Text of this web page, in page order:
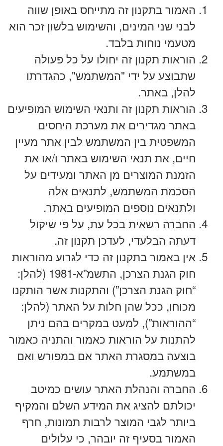
האמור בתקנון זה מתייחס באופן שווה
לבני שני המינים, והשימוש בלשון זכר הוא
מטעמי נוחות בלבד.
הוראות תקנון זה יחולו על כל פעולה
שתבוצע על ידי "המשתמש", כהגדרתו
להלן, באתר.
הוראות תקנון זה ותנאי השימוש המופיעים
באתר מגדירים את מערכת היחסים
המשפטית בין המשתמש לבין אתר מעיין
חיים, את תנאי השימוש באתר ו/או את
הזמנת המוצרים מן האתר ומעידים על
הסכמת המשתמש, לתנאים אלה
ולתנאים נוספים המופיעים באתר.
החברה רשאית בכל עת, על פי שיקול
דעתה הבלעדי, לעדכן תקנון זה.
אין באמור בתקנון זה כדי לגרוע מהוראות
חוק הגנת הצרכן, התשמ”א-1981 (להלן:
“חוק הגנת הצרכן”) והתקנות אשר הותקנו
מכוחו, ככל שהן חלות על האתר (להלן:
“ההוראות”), למעט במקרים בהם ניתן
להתנות על הוראות כאמור והתניה כאמור
בוצעה במסגרת האתר אם במפורש ואם
במשתמע.
החברה והנהלת האתר עושים כמיטב
יכולתם להציג את המידע השלם והמקיף
ביותר לגבי המוצר לרבות תמונות, חרף
האמור בסעיף זה יובהר, כי עלולים